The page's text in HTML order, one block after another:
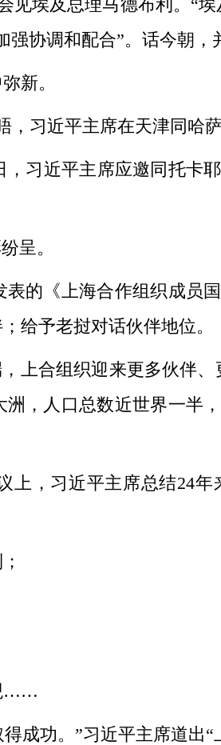
埃及总理马德布利。“埃
协调和配合”。话今朝，
新。
近平主席在天津同哈萨
近平主席应邀同托卡
呈。
《上海合作组织成员
给予老挝对话伙伴地位。
合组织迎来更多伙伴、
，人口总数近世界一半
，习近平主席总结24年
……
功。”习近平主席道出“